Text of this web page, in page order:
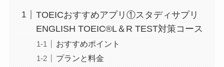
TOEICおすすめアプリ①スタディサプリ
ENGLISH TOEIC®L＆R TEST対策コース
おすすめポイント
プランと料金